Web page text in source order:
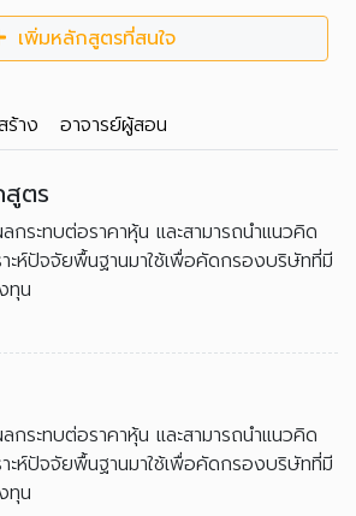
เพิ่มหลักสูตรที่สนใจ
ร้าง อาจารย์ผู้สอน
ตร
กระทบต่อราคาหุ้น และสามารถนำแนวคิด
าะห์ปัจจัยพื้นฐานมาใช้เพื่อคัดกรองบริษัทที่มี
ทุน
กระทบต่อราคาหุ้น และสามารถนำแนวคิด
าะห์ปัจจัยพื้นฐานมาใช้เพื่อคัดกรองบริษัทที่มี
ทุน